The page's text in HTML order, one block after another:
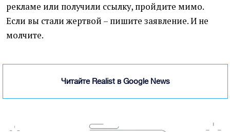
рекламе или получили ссылку, пройдите мимо.
Если вы стали жертвой – пишите заявление. И не
молчите.
Читайте Realist в Google News